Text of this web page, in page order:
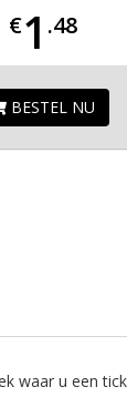
€1 .48
BESTEL NU
waar u een